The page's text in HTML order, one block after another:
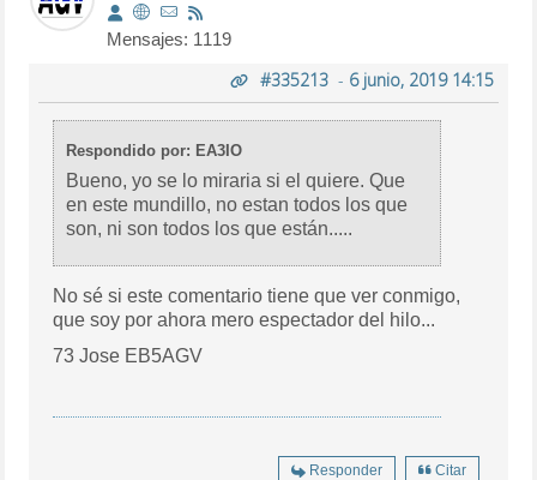
Mensajes: 1119
#335213- 6 junio, 2019 14:15
Respondido por: EA3IO
Bueno, yo se lo miraria si el quiere. Que
en este mundillo, no estan todos los que
son, ni son todos los que están.....
No sé si este comentario tiene que ver conmigo,
que soy por ahora mero espectador del hilo...
73 Jose EB5AGV
Responder Citar